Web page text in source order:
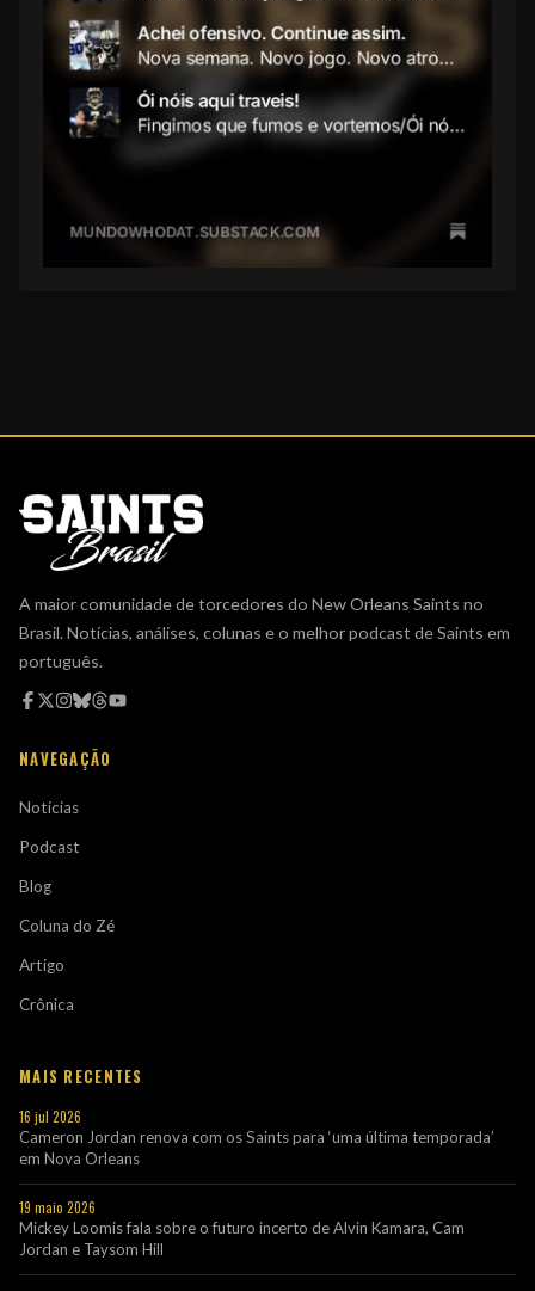
A maior comunidade de torcedores do New Orleans Saints no
Brasil. Notícias, análises, colunas e o melhor podcast de Saints em
português.
NAVEGAÇÃO
Notícias
Podcast
Blog
Coluna do Zé
Artigo
Crônica
MAIS RECENTES
16 jul 2026
Cameron Jordan renova com os Saints para ‘uma última temporada’
em Nova Orleans
19 maio 2026
Mickey Loomis fala sobre o futuro incerto de Alvin Kamara, Cam
Jordan e Taysom Hill